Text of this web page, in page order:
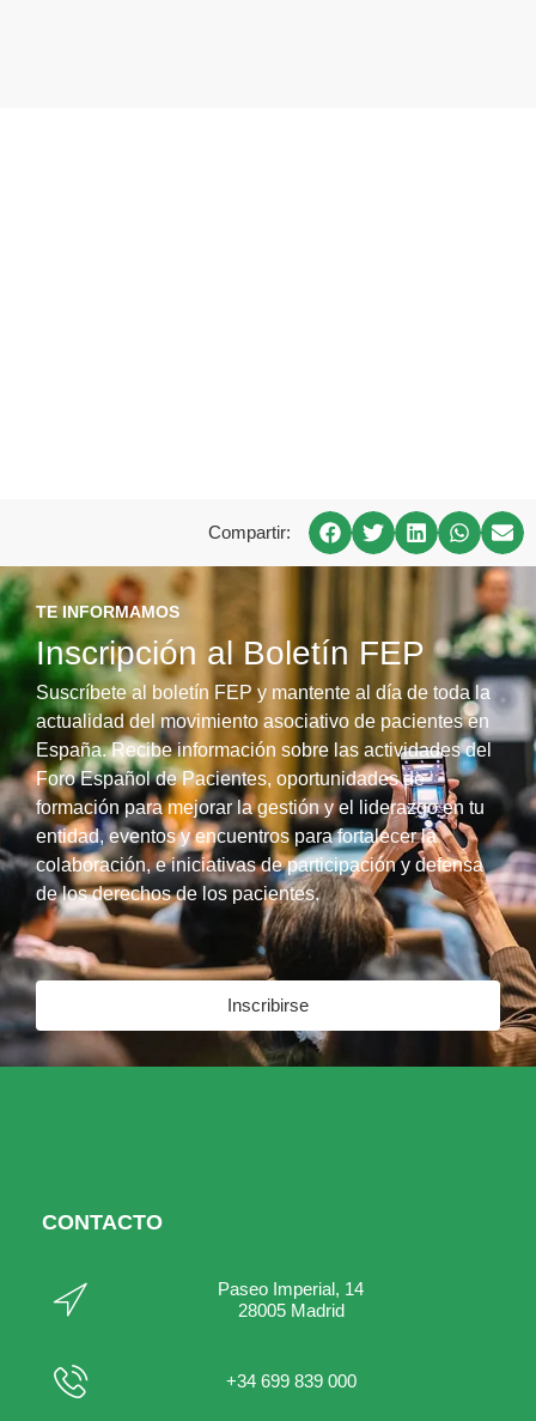
Compartir:
TE INFORMAMOS
Inscripción al Boletín FEP
Suscríbete al boletín FEP y mantente al día de toda la
actualidad del movimiento asociativo de pacientes en
España. Recibe información sobre las actividades del
Foro Español de Pacientes, oportunidades de
formación para mejorar la gestión y el liderazgo en tu
entidad, eventos y encuentros para fortalecer la
colaboración, e iniciativas de participación y defensa
de los derechos de los pacientes.
Inscribirse
CONTACTO
Paseo Imperial, 14
28005 Madrid
+34 699 839 000